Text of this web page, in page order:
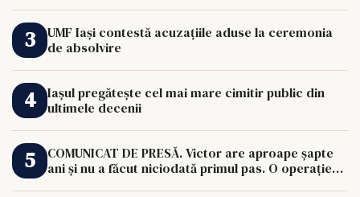
UMF Iași contestă acuzațiile aduse la ceremonia
de absolvire
Iașul pregătește cel mai mare cimitir public din
ultimele decenii
COMUNICAT DE PRESĂ. Victor are aproape șapte
ani și nu a făcut niciodată primul pas. O operație